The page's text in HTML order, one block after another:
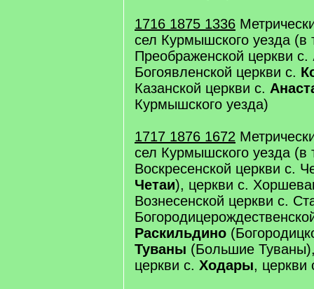
1716 1875 1336
сел Курмышского уезда (в
Преображенской церкви с.
Богоявленской церкви с.
Казанской церкви с.
Курмышского уезда)
1717 1876 1672
сел Курмышского уезда (в
Воскресенской церкви с.
Четаи), церкви с.
Вознесенской церкви с.
Раскильдино
Туваны (Большие
церкви с. Ходары, церкви